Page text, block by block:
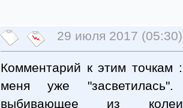
29 июля 2017 (05:30)
Комментарий к этим
меня уже "засветилась".
выбивающее из